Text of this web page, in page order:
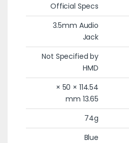
Official Specs
3.5mm Audio
Jack
Not Specified by
HMD
114.54 × 50 ×
13.65 mm
74g
Blue